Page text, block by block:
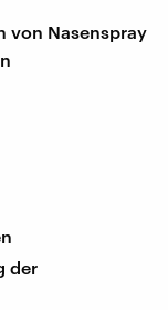
von Nasenspray
der